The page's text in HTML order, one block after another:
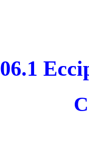
06.1